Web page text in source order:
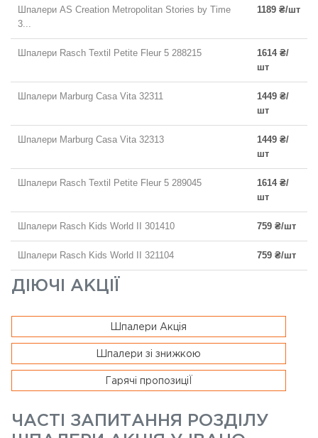
Шпалери AS Creation Metropolitan Stories by Time
3...
1189 ₴/шт
Шпалери Rasch Textil Petite Fleur 5 288215
1614 ₴/
шт
Шпалери Marburg Casa Vita 32311
1449 ₴/
шт
Шпалери Marburg Casa Vita 32313
1449 ₴/
шт
Шпалери Rasch Textil Petite Fleur 5 289045
1614 ₴/
шт
Шпалери Rasch Kids World II 301410 759 ₴/шт
Шпалери Rasch Kids World II 321104 759 ₴/шт
ДІЮЧІ АКЦІЇ
Шпалери Акція
Шпалери зі знижкою
Гарячі пропозиціЇ
ЧАСТІ ЗАПИТАННЯ РОЗДІЛУ